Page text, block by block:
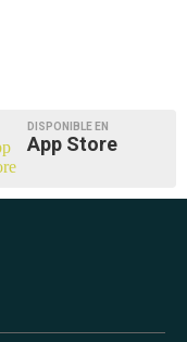
DISPONIBLE EN
App Store